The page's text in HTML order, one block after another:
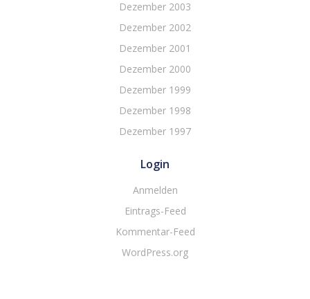
Dezember 2003
Dezember 2002
Dezember 2001
Dezember 2000
Dezember 1999
Dezember 1998
Dezember 1997
Login
Anmelden
Eintrags-Feed
Kommentar-Feed
WordPress.org